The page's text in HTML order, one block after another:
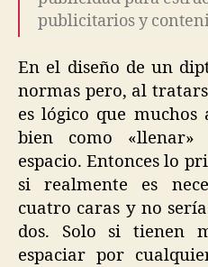
publicitarios y
En el diseño de un
normas pero, al
es lógico que muchos
bien como «llenar»
espacio. Entonces lo
si realmente es
cuatro caras y no
dos. Solo si tienen
espaciar por